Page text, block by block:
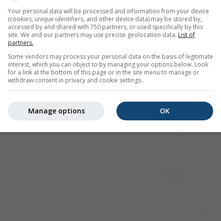
pour 49.31°N 3.97°E offre toutes les informations
Your personal data will be processed and information from your device
(cookies, unique identifiers, and other device data) may be stored by,
accessed by and shared with 750 partners, or used specifically by this
site. We and our partners may use precise geolocation data. List of
partners.
Some vendors may process your personal data on the basis of legitimate
interest, which you can object to by managing your options below. Look
for a link at the bottom of this page or in the site menu to manage or
withdraw consent in privacy and cookie settings.
OK
Manage options